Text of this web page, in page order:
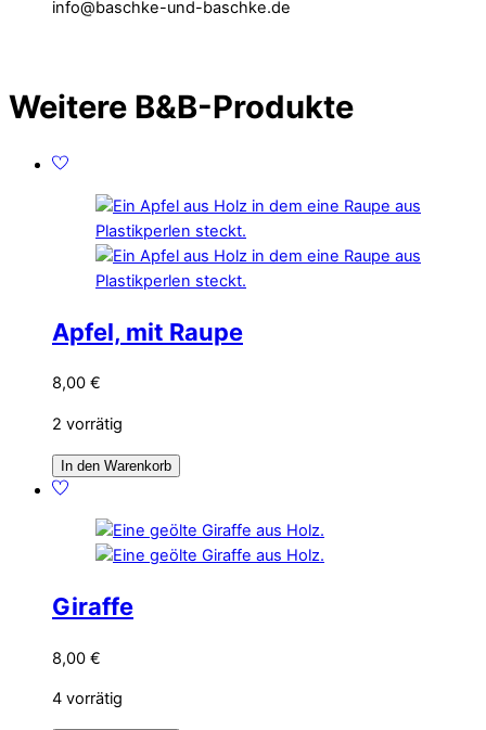
info@baschke-und-baschke.de
Weitere B&B-Produkte
Apfel, mit Raupe
8,00 €
2 vorrätig
In den Warenkorb
Giraffe
8,00 €
4 vorrätig